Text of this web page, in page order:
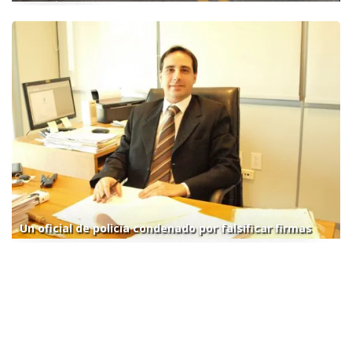
Un oficial de policía condenado por falsificar firmas